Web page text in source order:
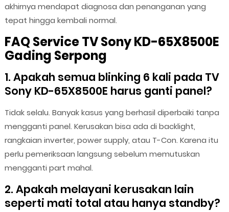
akhirnya mendapat diagnosa dan penanganan yang
tepat hingga kembali normal.
FAQ Service TV Sony KD-65X8500E
Gading Serpong
1. Apakah semua blinking 6 kali pada TV
Sony KD-65X8500E harus ganti panel?
Tidak selalu. Banyak kasus yang berhasil diperbaiki tanpa
mengganti panel. Kerusakan bisa ada di backlight,
rangkaian inverter, power supply, atau T-Con. Karena itu
perlu pemeriksaan langsung sebelum memutuskan
mengganti part mahal.
2. Apakah melayani kerusakan lain
seperti mati total atau hanya standby?